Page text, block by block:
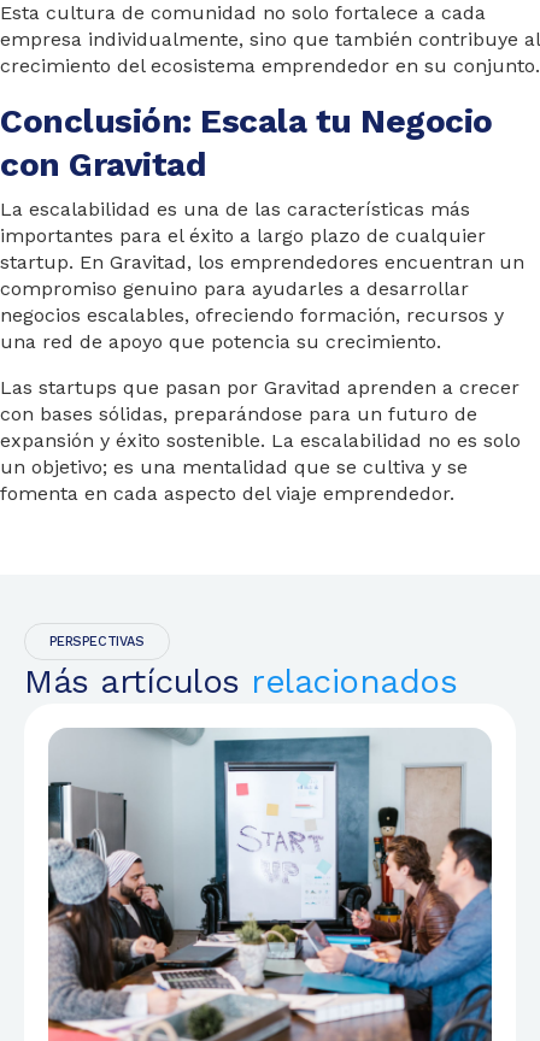
Esta cultura de comunidad no solo fortalece a cada
empresa individualmente, sino que también contribuye al
crecimiento del ecosistema emprendedor en su conjunto.
Conclusión: Escala tu Negocio
con Gravitad
La escalabilidad es una de las características más
importantes para el éxito a largo plazo de cualquier
startup. En Gravitad, los emprendedores encuentran un
compromiso genuino para ayudarles a desarrollar
negocios escalables, ofreciendo formación, recursos y
una red de apoyo que potencia su crecimiento.
Las startups que pasan por Gravitad aprenden a crecer
con bases sólidas, preparándose para un futuro de
expansión y éxito sostenible. La escalabilidad no es solo
un objetivo; es una mentalidad que se cultiva y se
fomenta en cada aspecto del viaje emprendedor.
PERSPECTIVAS
Más artículos relacionados